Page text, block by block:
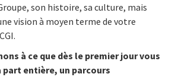
son histoire, sa culture, mais
vision à moyen terme de votre
à ce que dès le premier jour vous
part entière, un parcours